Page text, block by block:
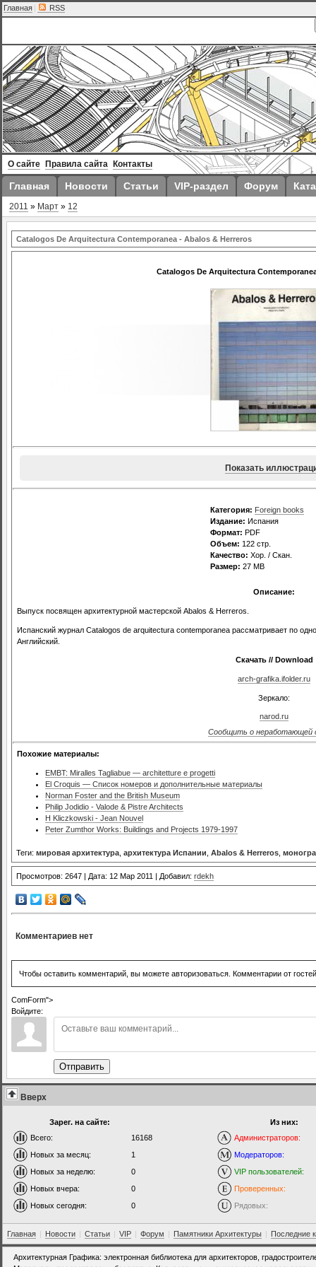
Главная | RSS
О сайте Правила сайта Контакты
Главная Новости Статьи VIP-раздел Форум
2011 » Март » 12
Catalogos De Arquitectura Contemporanea - Abalos & Herreros
Catalogos De Arquitectura
Показать
Категория: Foreign books
Издание: Испания
Формат: PDF
Объем: 122 стр.
Качество: Хор. / Скан.
Размер: 27 MB
Описание:
Выпуск посвящен архитектурной мастерской Abalos & Herreros.
Испанский журнал Catalogos de arquitectura contemporanea рассматривает по
Английский.
Скачать // Download
arch-grafika.ifolder.ru
Зеркало:
narod.ru
Сообщить о неработающей
Похожие материалы:
EMBT: Miralles Tagliabue — architetture e progetti
El Croquis — Список номеров и дополнительные материалы
Norman Foster and the British Museum
Philip Jodidio - Valode & Pistre Architects
H Kliczkowski - Jean Nouvel
Peter Zumthor Works: Buildings and Projects 1979-1997
Теги: мировая архитектура архитектура Испании Abalos & Herreros
Просмотров: 2647 | Дата: 12 Мар 2011 | Добавил: rdekh
Комментариев нет
Чтобы оставить комментарий, вы можете авторизоваться. Комментарии от
ComForm">
Войдите:
Отправить
Вверх
Зарег. на сайте:
Всего:
16168
Новых за месяц:
1
Новых за неделю:
0
Новых вчера:
0
Новых сегодня:
0
Из них:
Администраторов:
Модераторов:
VIP пользователей:
Проверенных:
Рядовых:
Главная | Новости | Статьи | VIP | Форум | Памятники Архитектуры | Последние
Архитектурная Графика: электронная библиотека для архитекторов,